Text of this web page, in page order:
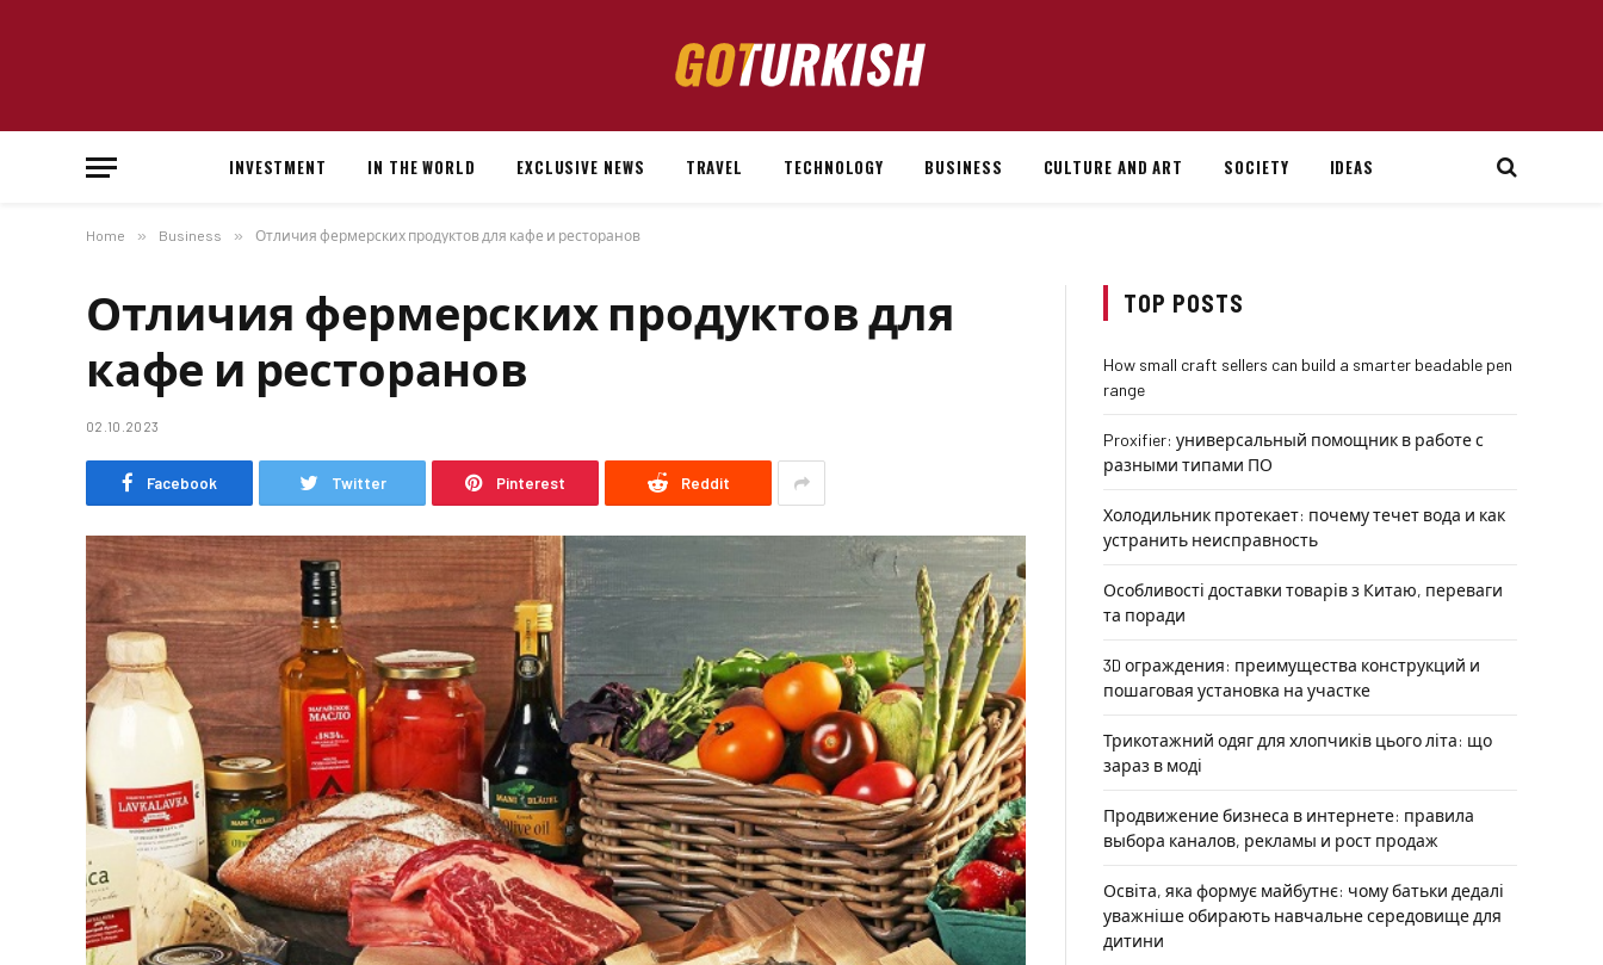
INVESTMENT IN THE WORLD EXCLUSIVE NEWS TRAVEL TECHNOLOGY BUSINESS CULTURE AND ART SOCIETY IDEAS
Home » Business » Отличия фермерских продуктов для кафе и ресторанов
Отличия фермерских продуктов для
кафе и ресторанов
02.10.2023
Facebook Twitter Pinterest Reddit
TOP POSTS
How small craft sellers can build a smarter beadable pen
range
Proxifier: универсальный помощник в работе с
разными типами ПО
Холодильник протекает: почему течет вода и как
устранить неисправность
Особливості доставки товарів з Китаю, переваги
та поради
3D ограждения: преимущества конструкций и
пошаговая установка на участке
Трикотажний одяг для хлопчиків цього літа: що
зараз в моді
Продвижение бизнеса в интернете: правила
выбора каналов, рекламы и рост продаж
Освіта, яка формує майбутнє: чому батьки дедалі
уважніше обирають навчальне середовище для
дитини